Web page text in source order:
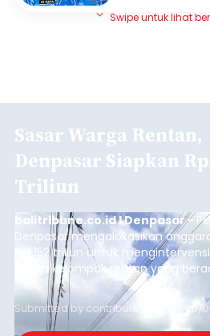
Swipe untuk lihat
Sasar Warga Rentan,
Denpasar Siapkan
Triliun
balitribune.co.id I Denpasar -
Denpasar mengalokasikan
Rp1,152 triliun untuk
warga kelompok rentan yang
garis kemiskinan. Langkah
guna menjaga masyarakat yang
kelompok desil 5 dan 6 tersebut
merosot ke kategori miskin.
Submitted by contributor Thu, 08/